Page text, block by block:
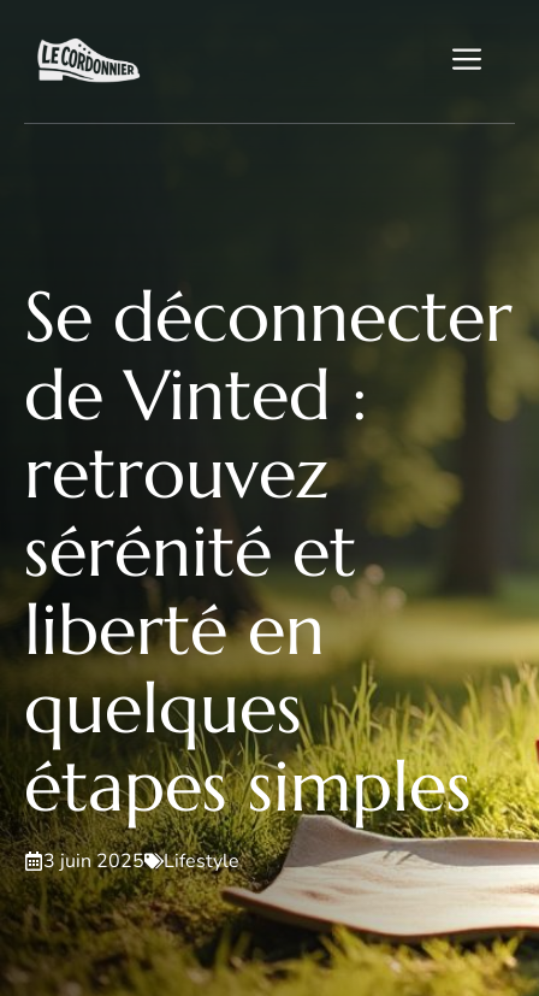
contenu
Se déconnecter
de Vinted :
retrouvez
sérénité et
liberté en
quelques
étapes simples
3 juin 2025 Lifestyle